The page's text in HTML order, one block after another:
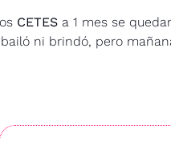
CETES a 1 mes se
ni brindó, pero